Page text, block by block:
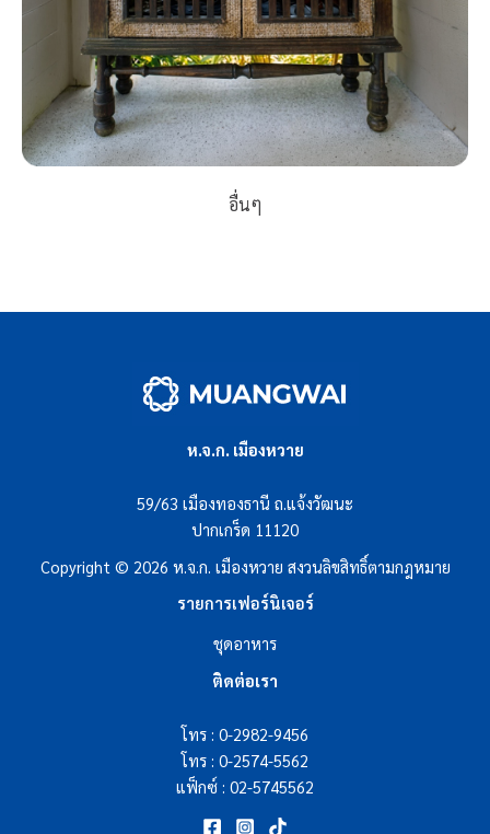
อื่นๆ
ห.จ.ก. เมืองหวาย
59/63 เมืองทองธานี ถ.แจ้งวัฒนะ
ปากเกร็ด 11120
Copyright © 2026 ห.จ.ก. เมืองหวาย สงวนลิขสิทธิ์ตามกฎหมาย
รายการเฟอร์นิเจอร์
ชุดอาหาร
ติดต่อเรา
โทร : 0-2982-9456
โทร : 0-2574-5562
แฟ็กซ์ : 02-5745562